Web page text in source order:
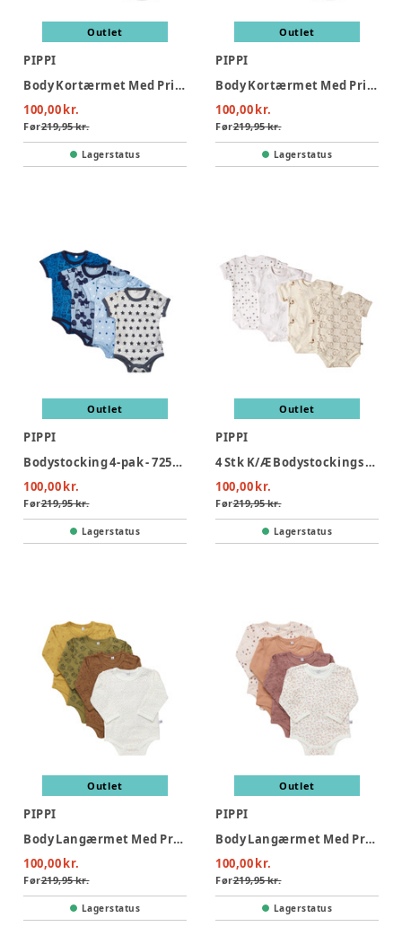
Outlet
PIPPI
Body Kortærmet Med Print 4-Pak - 190
100,00 kr.
Før219,95 kr.
Lagerstatus
Outlet
PIPPI
Body Kortærmet Med Print 4-Pak - 501
100,00 kr.
Før219,95 kr.
Lagerstatus
Outlet
PIPPI
Bodystocking 4-pak - 725/Blue
100,00 kr.
Før219,95 kr.
Lagerstatus
Outlet
PIPPI
4 Stk K/Æ Bodystockings - Offwhite 200
100,00 kr.
Før219,95 kr.
Lagerstatus
Outlet
PIPPI
Body Langærmet Med Print 4-Pak - 384
100,00 kr.
Før219,95 kr.
Lagerstatus
Outlet
PIPPI
Body Langærmet Med Print 4-Pak - 433
100,00 kr.
Før219,95 kr.
Lagerstatus